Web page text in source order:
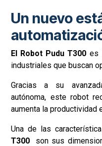
Un nuevo
El Robot Pudu T300 es
industriales que buscan
Gracias a su
autónoma, este robot
aumenta la productividad
Una de las
T300
son sus